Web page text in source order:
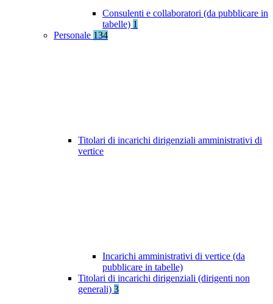
Consulenti e collaboratori (da pubblicare in
tabelle) 1
Personale 134
Titolari di incarichi dirigenziali amministrativi di
vertice
Incarichi amministrativi di vertice (da
pubblicare in tabelle)
Titolari di incarichi dirigenziali (dirigenti non
generali) 3